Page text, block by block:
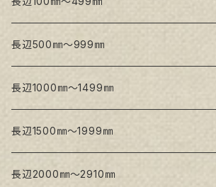
Snow White SLA(中目)
Snow White SLH(中太目)
Snow White SPC(中目)
トークロ イエロー
生キャンバス
長辺500㎜～999㎜
長辺1000㎜～1499㎜
長辺1500㎜～1999㎜
長辺2000㎜～2910㎜